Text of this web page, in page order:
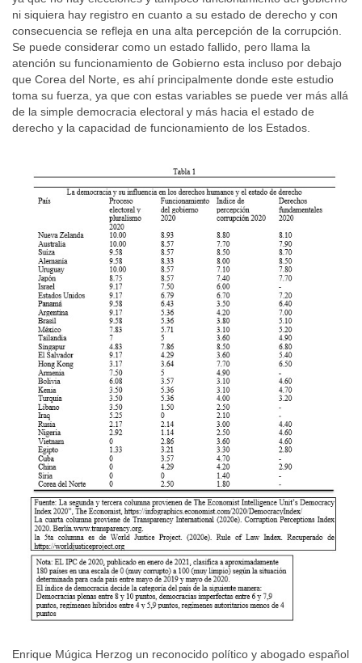
ni siquiera hay registro en cuanto a su estado de derecho y con
consecuencia se refleja en una alta percepción de la corrupción.
Se puede considerar como un estado fallido, pero llama la
atención su funcionamiento de Gobierno esta incluso por debajo
que Corea del Norte, es ahí principalmente donde este estudio
toma su fuerza, ya que con estas variables se puede ver más allá
de la simple democracia electoral y más hacia el estado de
derecho y la capacidad de funcionamiento de los Estados.
Enrique Múgica Herzog un reconocido político y abogado español